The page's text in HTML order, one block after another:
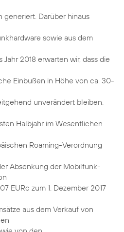
Darüber hinaus
sowie aus dem
2018 erwarten wir, dass die
Einbußen in Höhe von ca. 30-
unverändert bleiben.
Halbjahr im Wesentlichen
Roaming-Verordnung
Absenkung der Mobilfunk-
EURc zum 1. Dezember 2017
aus dem Verkauf von